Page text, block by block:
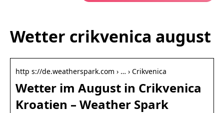
Wetter crikvenica august
http s://de.weatherspark.com › … › Crikvenica
Wetter im August in Crikvenica
Kroatien – Weather Spark